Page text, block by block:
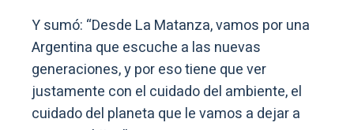
Y sumó: “Desde La Matanza, vamos por una
Argentina que escuche a las nuevas
generaciones, y por eso tiene que ver
justamente con el cuidado del ambiente, el
cuidado del planeta que le vamos a dejar a